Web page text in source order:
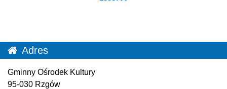
Adres
Gminny Ośrodek Kultury
95-030 Rzgów